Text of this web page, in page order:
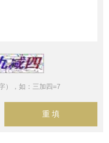
），如：三加四=7